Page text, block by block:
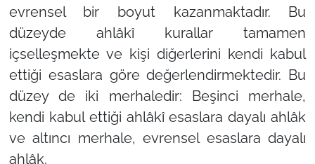
evrensel bir boyut kazanmaktadır. Bu
düzeyde ahlâkî kurallar tamamen
içselleşmekte ve kişi diğerlerini kendi kabul
ettiği esaslara göre değerlendirmektedir. Bu
düzey de iki merhaledir: Beşinci merhale,
kendi kabul ettiği ahlâkî esaslara dayalı ahlâk
ve altıncı merhale, evrensel esaslara dayalı
ahlâk.